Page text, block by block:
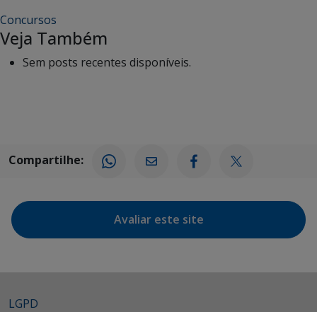
Concursos
Veja Também
Sem posts recentes disponíveis.
Compartilhe:
Avaliar este site
LGPD